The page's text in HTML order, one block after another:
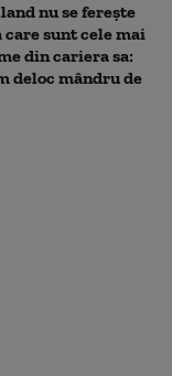
nu se ferește
care sunt cele mai
din cariera sa:
deloc mândru de